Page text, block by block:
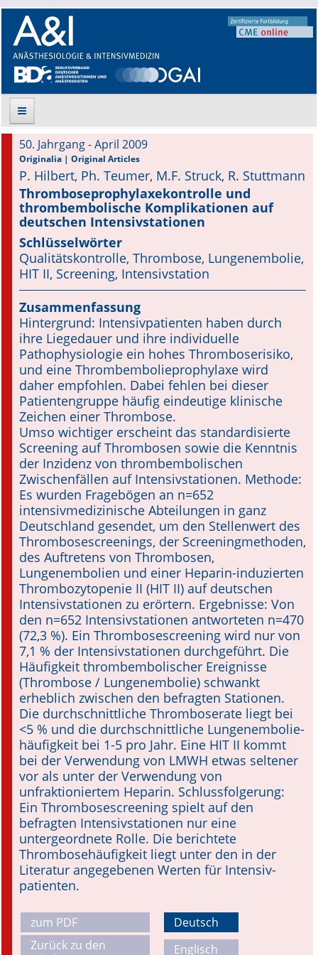
Suche
Aktuelle Ausgabe
Leitlinien
Archiv
Supplements
Supplements OrphanAnesthesia
Online First
A&I English
Mediadaten
Autoren-Service
Bestell-Service
Stellenmarkt
Kongresskalender
50. Jahrgang - April 2009
Originalia | Original Articles
P. Hilbert, Ph. Teumer, M.F. Struck, R. Stuttmann
Thromboseprophylaxekontrolle und
thrombembolische Komplikationen auf
deutschen Intensivstationen
Schlüsselwörter
Qualitätskontrolle, Thrombose, Lungenembolie,
HIT II, Screening, Intensivstation
Zusammenfassung
Hintergrund: Intensiv­pati­enten haben durch
ihre Liegedauer und ihre individuelle
Pathophysiologie ein hohes Thromboserisiko,
und eine Thrombembolieprophylaxe wird
daher empfohlen. Dabei fehlen bei dieser
Patientengruppe häufig eindeutige klinische
Zeichen einer Thrombose.
Umso wichtiger erscheint das standardisierte
Screening auf Throm­bosen sowie die Kenntnis
der Inzidenz von thrombembolischen
Zwischenfällen auf Intensivstationen. Methode:
Es wurden Fragebögen an n=652
intensivmedizinische Abteilungen in ganz
Deutschland ge­sendet, um den Stellenwert des
Thrombose­screenings, der Screeningmethoden,
des Auftretens von Throm­bosen,
Lungenembolien und einer Heparin-induzierten
Thrombozytopenie II (HIT II) auf deutschen
Intensiv­stationen zu erörtern. Ergebnisse: Von
den n=652 Intensivstationen antworteten n=470
(72,3 %). Ein Thrombosescreening wird nur von
7,1 % der Intensivstationen durchgeführt. Die
Häufigkeit thrombembolischer Ereignisse
(Thrombose / Lungenembolie) schwankt
erheblich zwischen den befragten Stationen.
Die durchschnittliche Thrombose­rate liegt bei
<5 % und die durchschnittliche Lungen­embolie­
häufigkeit bei 1-5 pro Jahr. Eine HIT II kommt
bei der Verwendung von LMWH etwas seltener
vor als unter der Verwendung von
unfraktioniertem Heparin. Schlussfolgerung:
Ein Thrombosescreening spielt auf den
befragten Intensivstationen nur eine
untergeordnete Rolle. Die berichtete
Thrombosehäufigkeit liegt unter den in der
Literatur angegebenen Werten für Intensiv­
patienten.
zum PDF
Zurück zu den
Deutsch
Englisch